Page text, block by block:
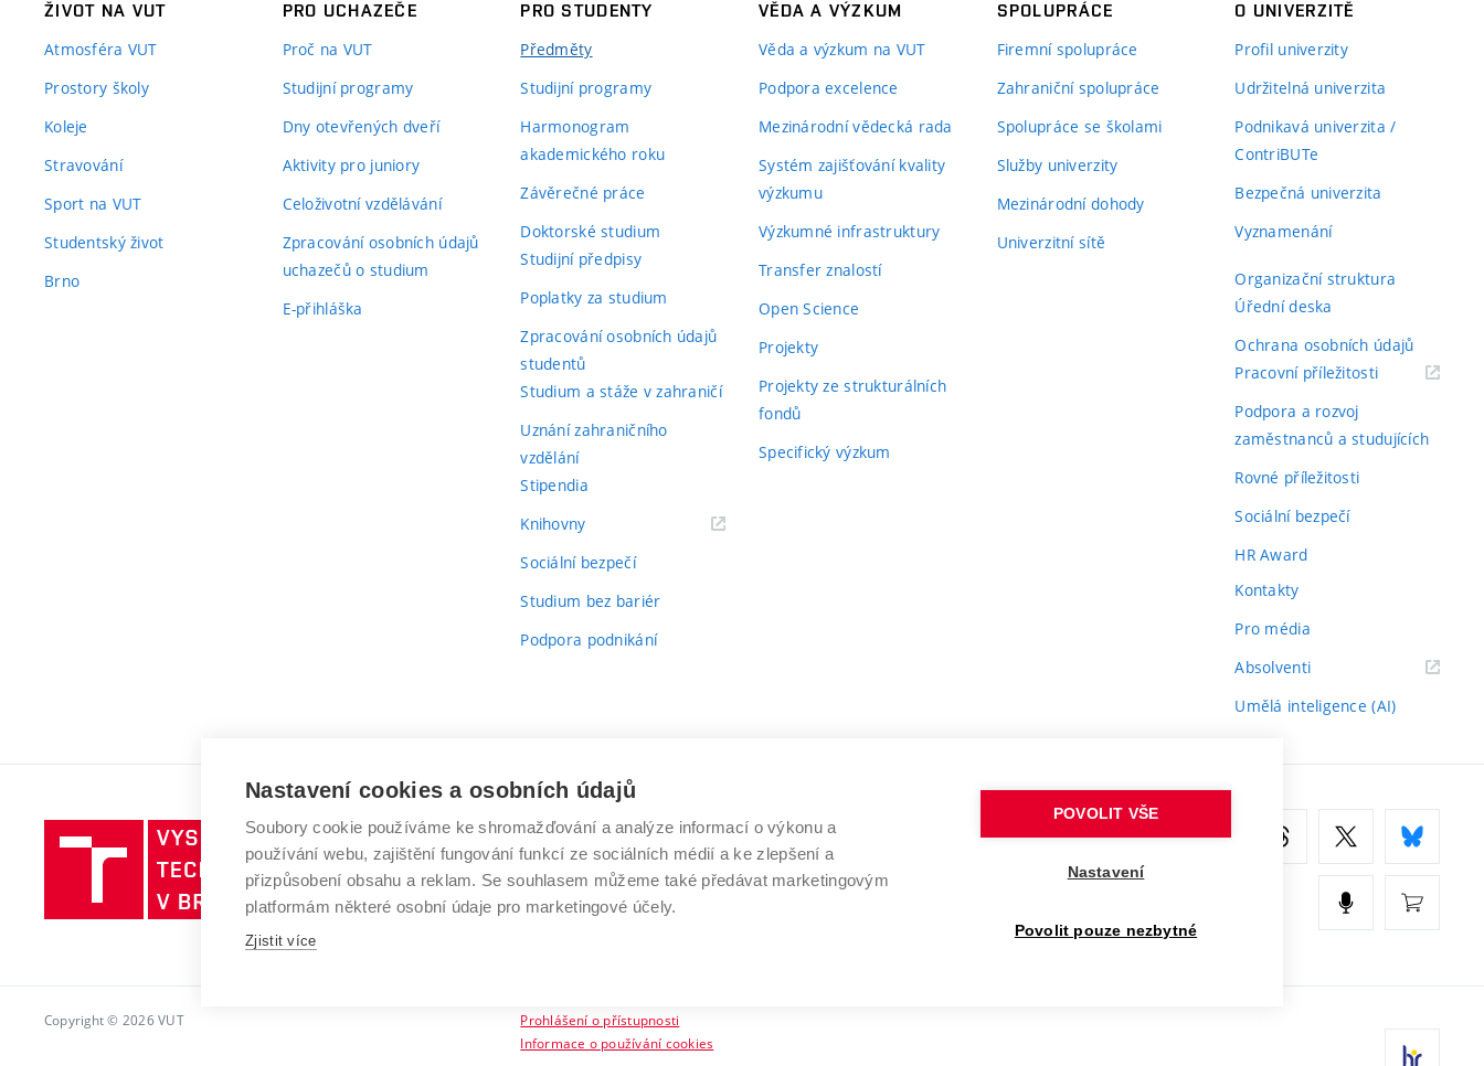
ŽIVOT NA VUT
Atmosféra VUT
Prostory školy
Koleje
Stravování
Sport na VUT
Studentský život
Brno
PRO UCHAZEČE
Proč na VUT
Studijní programy
Dny otevřených dveří
Aktivity pro juniory
Celoživotní vzdělávání
Zpracování osobních údajů
uchazečů o studium
E-přihláška
PRO STUDENTY
Předměty
Studijní programy
Harmonogram
akademického roku
Závěrečné práce
Doktorské studium
Studijní předpisy
Poplatky za studium
Zpracování osobních údajů
studentů
Studium a stáže v zahraničí
Uznání zahraničního
vzdělání
Stipendia
Knihovny(externí
Sociální bezpečí
Studium bez bariér
Podpora podnikání
VĚDA A VÝZKUM
Věda a výzkum na VUT
Podpora excelence
Mezinárodní vědecká rada
Systém zajišťování kvality
výzkumu
Výzkumné infrastruktury
Transfer znalostí
Open Science
Projekty
Projekty ze strukturálních
fondů
Specifický výzkum
SPOLUPRÁCE
Firemní spolupráce
Zahraniční spolupráce
Spolupráce se školami
Služby univerzity
Mezinárodní dohody
Univerzitní sítě
O UNIVERZITĚ
Profil univerzity
Udržitelná univerzita
Podnikavá univerzita /
ContriBUTe
Bezpečná univerzita
Vyznamenání
Organizační struktura
Úřední deska
Ochrana osobních údajů
Pracovní příležitosti(externí
Podpora a rozvoj
zaměstnanců a studujících
Rovné příležitosti
Sociální bezpečí
HR Award
Kontakty
Pro média
Absolventi(externí
Umělá inteligence (AI)
Vysoké
učení
technické
v
VYSOKÉ UČENÍ TECHNICKÉ V BRNĚ
Antonínská 548/1
602 00 Brno
www.vut.cz
Copyright © 2026 VUT
Prohlášení o přístupnosti
Informace o používání cookies
Nastavení cookies a osobních údajů
Soubory cookie používáme ke shromažďování a analýze informací o výkonu a
používání webu, zajištění fungování funkcí ze sociálních médií a ke zlepšení a
přizpůsobení obsahu a reklam. Se souhlasem můžeme také předávat marketingovým
platformám některé osobní údaje pro marketingové účely.
Zjistit více
POVOLIT VŠE
Nastavení
Povolit pouze nezbytné